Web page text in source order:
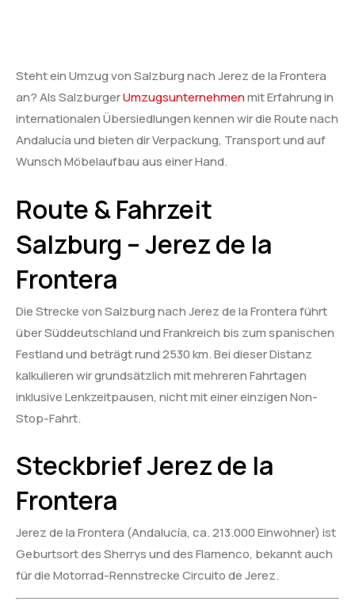
Steht ein Umzug von Salzburg nach Jerez de la Frontera
an? Als SalzburgerUmzugsunternehmenmit Erfahrung in
internationalen Übersiedlungen kennen wir die Route nach
Andalucía und bieten dir Verpackung, Transport und auf
Wunsch Möbelaufbau aus einer Hand.
Route & Fahrzeit
Salzburg – Jerez de la
Frontera
Die Strecke von Salzburg nach Jerez de la Frontera führt
über Süddeutschland und Frankreich bis zum spanischen
Festland und beträgt rund 2530 km. Bei dieser Distanz
kalkulieren wir grundsätzlich mit mehreren Fahrtagen
inklusive Lenkzeitpausen, nicht mit einer einzigen Non-
Stop-Fahrt.
Steckbrief Jerez de la
Frontera
Jerez de la Frontera (Andalucía, ca. 213.000 Einwohner) ist
Geburtsort des Sherrys und des Flamenco, bekannt auch
für die Motorrad-Rennstrecke Circuito de Jerez.